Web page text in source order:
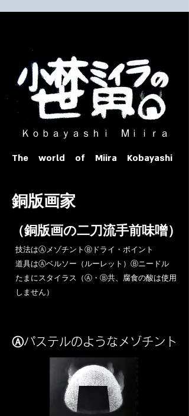
ｏｂａｙａｓｈｉ Ⅿｉｉｒａ​
The world of Miira Kobayashi
​銅版画家
​（銅版画の二刀流手前味噌）
​技法はⒶメゾチントⒷドライ・ポイント
道具はⒶベルソー（ルーレット）Ⓑニードル
​たまにスタイラス（Ⓐ・Ⓑ共、腐食の酸は使用
しません）
Ⓐパステルのようなメゾチント